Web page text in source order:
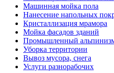
Машинная мойка пола
Нанесение напольных
Кристаллизация мрамора
Мойка фасадов зданий
Промышленный
Уборка территории
Вывоз мусора, снега
Услуги разнорабочих